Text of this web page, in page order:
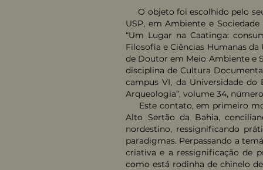
O objeto foi escolhido pelo
USP, em Ambiente e
“Um Lugar na Caatinga:
Filosofia e Ciências Humanas
de Doutor em Meio Ambiente e
disciplina de Cultura
campus VI, da Universidade do
Arqueologia”, volume 34, número
Este contato, em primeiro
Alto Sertão da Bahia,
nordestino, ressignificando
paradigmas. Perpassando a
criativa e a ressignificação de
como está rodinha de chinelo